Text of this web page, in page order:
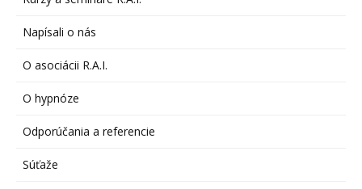
Napísali o nás
O asociácii R.A.I.
O hypnóze
Odporúčania a referencie
Súťaže